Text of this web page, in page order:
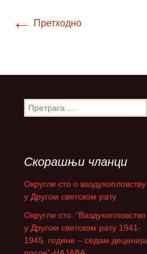
← Претходно
П
р
а
г
а
:
Скорашњи чланци
Округли сто о ваздухопловству
у Другом светском рату
Округли сто: “Ваздухопловство
у Другом светском рату 1941-
1945. године – седам деценија